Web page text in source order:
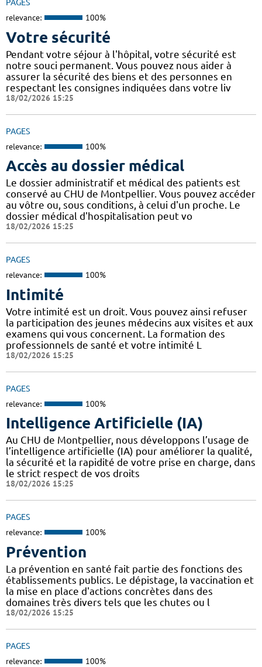
PAGES
relevance: 100%
Votre sécurité
Pendant votre séjour à l'hôpital, votre sécurité est
notre souci permanent. Vous pouvez nous aider à
assurer la sécurité des biens et des personnes en
respectant les consignes indiquées dans votre liv
18/02/2026 15:25
PAGES
relevance: 100%
Accès au dossier médical
Le dossier administratif et médical des patients est
conservé au CHU de Montpellier. Vous pouvez accéder
au vôtre ou, sous conditions, à celui d'un proche. Le
dossier médical d'hospitalisation peut vo
18/02/2026 15:25
PAGES
relevance: 100%
Intimité
Votre intimité est un droit. Vous pouvez ainsi refuser
la participation des jeunes médecins aux visites et aux
examens qui vous concernent. La formation des
professionnels de santé et votre intimité L
18/02/2026 15:25
PAGES
relevance: 100%
Intelligence Artificielle (IA)
Au CHU de Montpellier, nous développons l’usage de
l’intelligence artificielle (IA) pour améliorer la qualité,
la sécurité et la rapidité de votre prise en charge, dans
le strict respect de vos droits
18/02/2026 15:25
PAGES
relevance: 100%
Prévention
La prévention en santé fait partie des fonctions des
établissements publics. Le dépistage, la vaccination et
la mise en place d'actions concrètes dans des
domaines très divers tels que les chutes ou l
18/02/2026 15:25
PAGES
relevance: 100%